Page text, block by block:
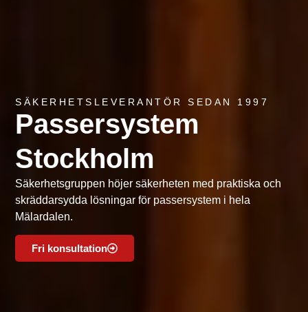
SÄKERHETSLEVERANTÖR SEDAN 1997
Passersystem
Stockholm
Säkerhetsgruppen höjer säkerheten med praktiska och
skräddarsydda lösningar för passersystem i hela
Mälardalen.
Fri konsultation